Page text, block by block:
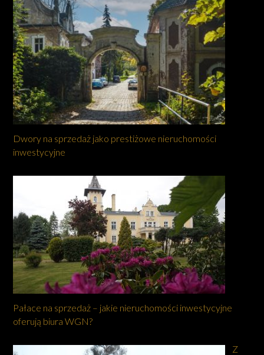
Dwory na sprzedaż jako prestiżowe nieruchomości
inwestycyjne
Pałace na sprzedaż – jakie nieruchomości inwestycyjne
oferują biura WGN?
Z